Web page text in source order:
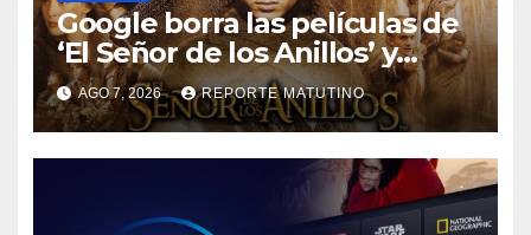
Google borra las películas de
‘El Señor de los Anillos’ y
reabre el debate sobre la
propiedad digital
AGO 7, 2026 REPORTE MATUTINO